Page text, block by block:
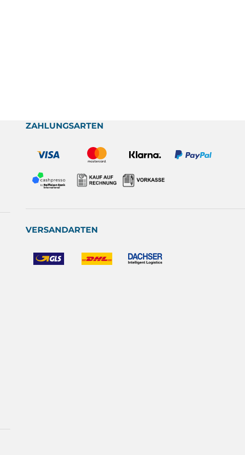
ZAHLUNGSARTEN
VERSANDARTEN